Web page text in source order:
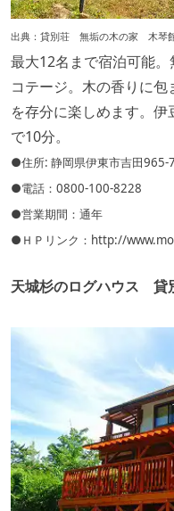
出典： 貸別荘 無垢の木の家 木琴
最大12名まで宿泊可能
コテージ。木の香りに
を存分に楽しめます。
で10分。
●住所: 静岡県伊東市吉田965-
●電話：0800-100-8228
●営業期間：通年
●ＨＰリンク： http://
天城杉のログハウス 貸